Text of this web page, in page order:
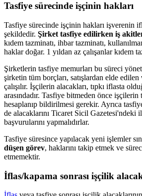
Tasfiye sürecinde işçinin hakları
Tasfiye sürecinde işçinin hakları işverenin
şekildedir. Şirket tasfiye edilirken iş
kıdem tazminatı, ihbar tazminatı,
haklar doğar. 1 yıldan az çalışanlar kıdem
Şirketlerin tasfiye memurları bu süreci
şirketin tüm borçları, satışlardan elde
çalışılır. İşçilerin alacakları, tıpkı iflasta
arasındadır. Tasfiye bitmeden önce işçilerin
hesaplanıp bildirilmesi gerekir. Ayrıca
de alacaklarını Ticaret Sicil Gazetesi'ndeki
başvurularını yapmalıdırlar.
Tasfiye süresince yapılacak yeni işlemler
düşen görev, haklarını takip etmek ve
etmemektir.
İflas/kapama sonrası işçilik